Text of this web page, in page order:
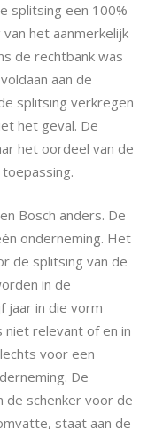
splitsing een 100%-
het aanmerkelijk
de rechtbank was
aan de
splitsing verkregen
het geval. De
het oordeel van de
Bosch anders. De
onderneming. Het
de splitsing van de
in de
jaar in die vorm
relevant of en in
voor een
De
de schenker voor de
staat aan de